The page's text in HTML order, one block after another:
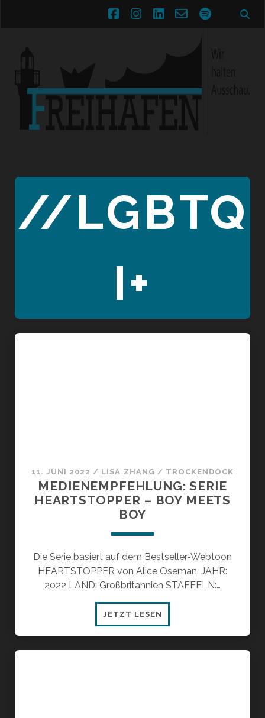
facebookinstagram
linkedin
email-spotify
//LGBTQ
I+
11. JUNI 2022 / LISA ZHANG / TROCKENDOCK
MEDIENEMPFEHLUNG: SERIE
HEARTSTOPPER – BOY MEETS
BOY
Die Serie basiert auf dem Bestseller-Webtoon
HEARTSTOPPER von Alice Oseman. JAHR:
2022 LAND: Großbritannien STAFFELN:…
JETZT LESEN
SERIE